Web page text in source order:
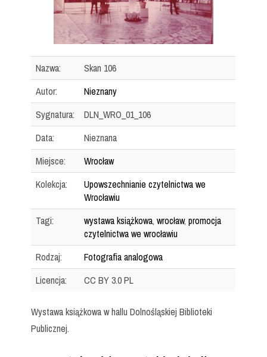
Nazwa:
Skan 106
Autor:
Nieznany
Sygnatura:
DLN_WRO_01_106
Data:
Nieznana
Miejsce:
Wrocław
Kolekcja:
Upowszechnianie czytelnictwa we
Wrocławiu
Tagi:
wystawa książkowa,wrocław,promocja
czytelnictwa we wrocławiu
Rodzaj:
Fotografia analogowa
Licencja:
CC BY 3.0 PL
Wystawa książkowa w hallu Dolnośląskiej Biblioteki
Publicznej.